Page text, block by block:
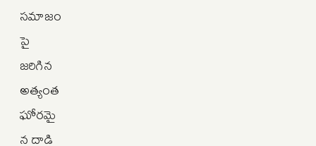
సమాజం
పై
జరిగిన
అత్యంత
ఘోరమై
న దాడి